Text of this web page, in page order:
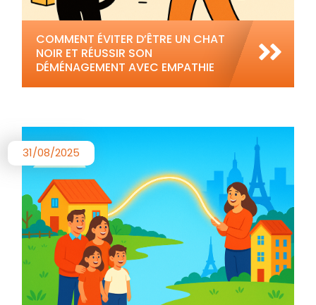
COMMENT ÉVITER D’ÊTRE UN CHAT
NOIR ET RÉUSSIR SON
DÉMÉNAGEMENT AVEC EMPATHIE
31/08/2025